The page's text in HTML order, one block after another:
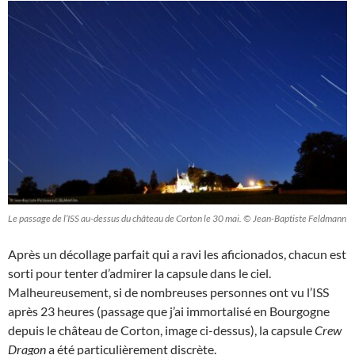
Le passage de l’ISS au-dessus du château de Corton le 30 mai. © Jean-Baptiste Feldmann
Après un décollage parfait qui a ravi les aficionados, chacun est
sorti pour tenter d’admirer la capsule dans le ciel.
Malheureusement, si de nombreuses personnes ont vu l’ISS
après 23 heures (passage que j’ai immortalisé en Bourgogne
depuis le château de Corton, image ci-dessus), la capsuleCrew
Dragona été particulièrement discrète.